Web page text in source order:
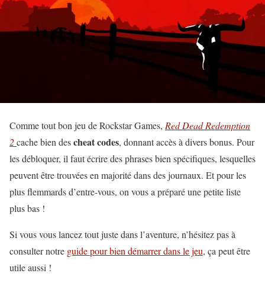
Comme tout bon jeu de Rockstar Games, Red Dead Redemption
2cache bien descheat codes, donnant accès à divers bonus. Pour
les débloquer, il faut écrire des phrases bien spécifiques, lesquelles
peuvent être trouvées en majorité dans des journaux. Et pour les
plus flemmards d’entre-vous, on vous a préparé une petite liste
plus bas !
Si vous vous lancez tout juste dans l’aventure, n’hésitez pas à
consulter notre guide pour bien démarrer dans le jeu, ça peut être
utile aussi !